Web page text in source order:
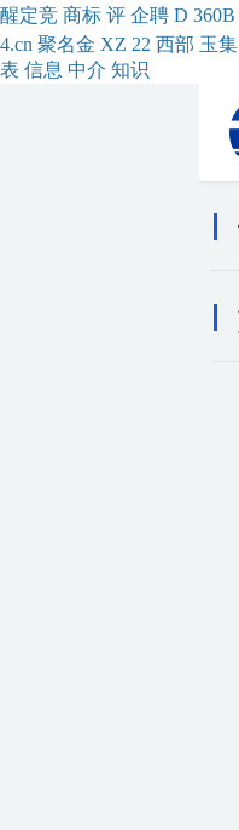
醒定竞 商标 评 企聘 D 360B
4.cn 聚名金 XZ 22 西部 玉集
表 信息 中介 知识